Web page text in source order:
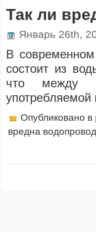
Так ли
Январь 26th,
В
состоит из
что между
употребляемой
Опубликовано
вредна